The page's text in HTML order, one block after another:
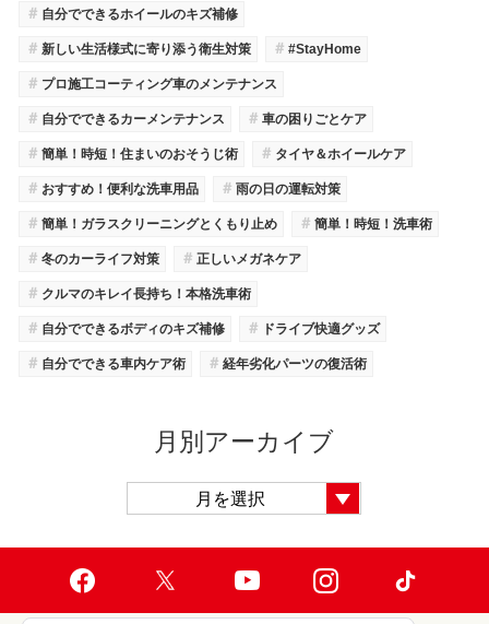
＃ 自分でできるホイールのキズ補修
＃ 新しい生活様式に寄り添う衛生対策 ＃ #StayHome
＃ プロ施工コーティング車のメンテナンス
＃ 自分でできるカーメンテナンス ＃ 車の困りごとケア
＃ 簡単！時短！住まいのおそうじ術 ＃ タイヤ＆ホイールケア
＃ おすすめ！便利な洗車用品 ＃ 雨の日の運転対策
＃ 簡単！ガラスクリーニングとくもり止め ＃ 簡単！時短！洗車術
＃ 冬のカーライフ対策 ＃ 正しいメガネケア
＃ クルマのキレイ長持ち！本格洗車術
＃ 自分でできるボディのキズ補修 ＃ ドライブ快適グッズ
＃ 自分でできる車内ケア術 ＃ 経年劣化パーツの復活術
月別アーカイブ